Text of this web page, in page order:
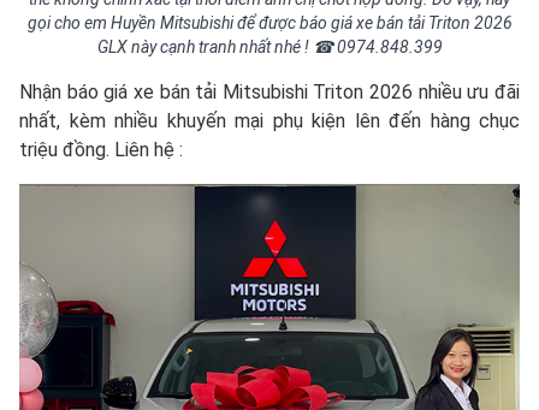
gọi cho em Huyền Mitsubishi để được báo giá xe bán tải Triton 2026
GLX này cạnh tranh nhất nhé ! ☎ 0974.848.399
Nhận báo giá xe bán tải Mitsubishi Triton 2026 nhiều ưu đãi
nhất, kèm nhiều khuyến mại phụ kiện lên đến hàng chục
triệu đồng. Liên hệ :